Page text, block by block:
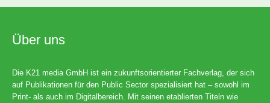
Über uns
Die K21 media GmbH ist ein zukunftsorientierter Fachverlag, der sich
auf Publikationen für den Public Sector spezialisiert hat – sowohl im
Print- als auch im Digitalbereich. Mit seinen etablierten Titeln wie